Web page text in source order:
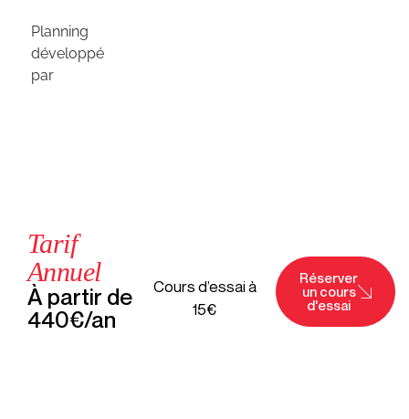
Planning
développé
par
Tarif
Annuel
À partir de
440€/an
Cours d’essai à
15€
Réserver
un cours
d'essai